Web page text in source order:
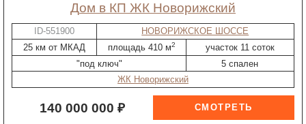
дом в КП ЖК Новорижский
ID-551900
НОВОРИЖСКОЕ ШОССЕ
25 км от МКАД
площадь 410 м2
участок 11 соток
"под ключ"
5 спален
ЖК Новорижский
140 000 000 ₽